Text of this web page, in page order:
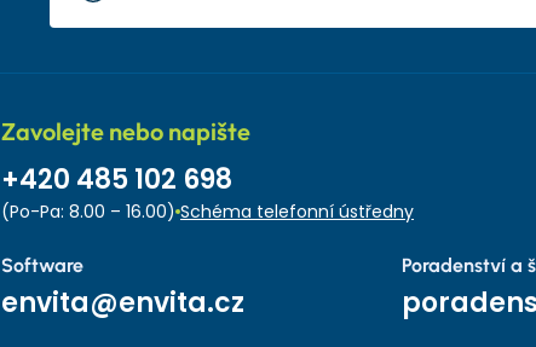
Zavolejte nebo napište
+420 485 102 698
(Po-Pa: 8.00 – 16.00) Schéma telefonní ústředny
Software
envita@envita.cz
Poradenství a